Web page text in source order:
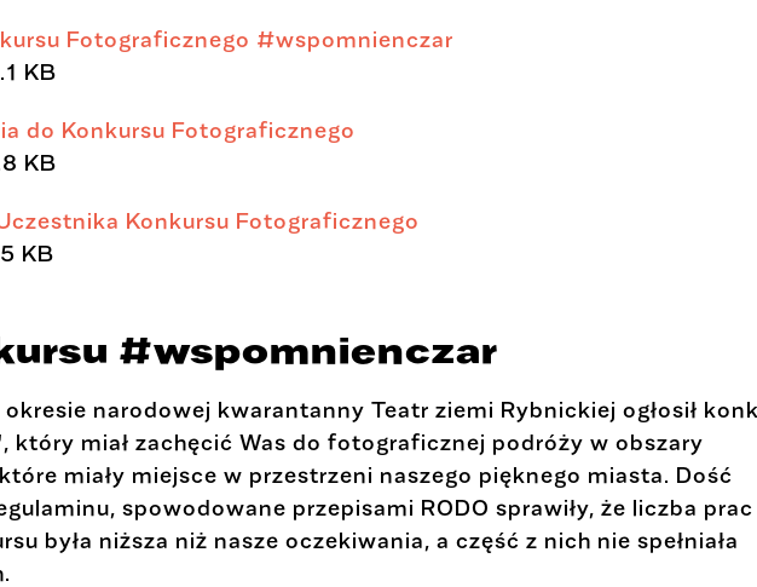
Fotograficznego #wspomnienczar
KB
do Konkursu Fotograficznego
KB
Konkursu Fotograficznego
KB
#wspomnienczar
narodowej kwarantanny Teatr ziemi Rybnickiej ogłosił
, który miał zachęcić Was do fotograficznej podróży w obszary
miały miejsce w przestrzeni naszego pięknego miasta. Dość
spowodowane przepisami RODO sprawiły, że liczba prac
była niższa niż nasze oczekiwania, a część z nich nie spełniała